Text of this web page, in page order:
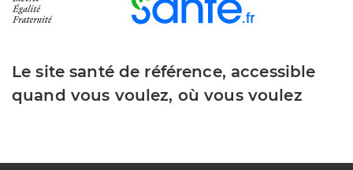
Le site santé de référence, accessible
quand vous voulez, où vous voulez